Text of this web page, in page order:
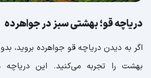
دریاچه قو؛ بهشتی سبز در جواهرده
اگر به دیدن دریاچه قو جواهرده
بهشت را تجربه می‌کنید. این دریاچه